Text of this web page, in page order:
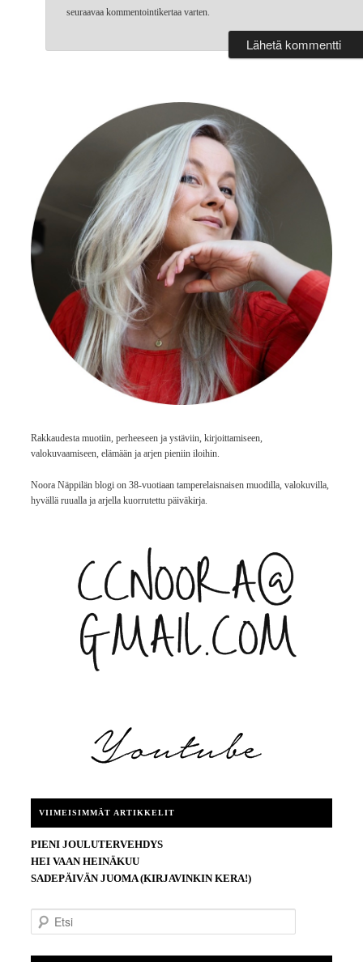
seuraavaa kommentointikertaa varten.
Rakkaudesta muotiin, perheeseen ja ystäviin, kirjoittamiseen,
valokuvaamiseen, elämään ja arjen pieniin iloihin.
Noora Näppilän blogi on 38-vuotiaan tamperelaisnaisen muodilla, valokuvilla,
hyvällä ruualla ja arjella kuorrutettu päiväkirja.
VIIMEISIMMÄT ARTIKKELIT
PIENI JOULUTERVEHDYS
HEI VAAN HEINÄKUU
SADEPÄIVÄN JUOMA (KIRJAVINKIN KERA!)